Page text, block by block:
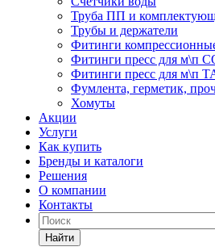
Труба ПП и
Трубы и держатели
Фитинги
Фитинги пресс для м\п
Фитинги пресс для м\п
Фумлента, герметик,
Хомуты
Акции
Услуги
Как купить
Бренды и каталоги
Решения
О компании
Контакты
Найти